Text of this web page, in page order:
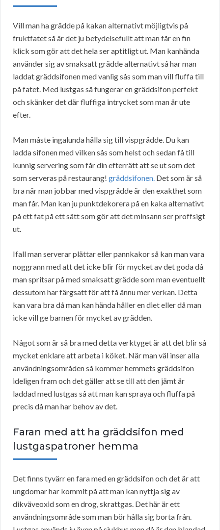
Vill man ha grädde på kakan alternativt möjligtvis på
fruktfatet så är det ju betydelsefullt att man får en fin
klick som gör att det hela ser aptitligt ut. Man kanhända
använder sig av smaksatt grädde alternativt så har man
laddat gräddsifonen med vanlig sås som man vill fluffa till
på fatet. Med lustgas så fungerar en gräddsifon perfekt
och skänker det där fluffiga intrycket som man är ute
efter.
Man måste ingalunda hålla sig till vispgrädde. Du kan
ladda sifonen med vilken sås som helst och sedan få till
kunnig servering som får din efterrätt att se ut som det
som serveras på restaurang! gräddsifonen. Det som är så
bra när man jobbar med vispgrädde är den exakthet som
man får. Man kan ju punktdekorera på en kaka alternativt
på ett fat på ett sätt som gör att det minsann ser proffsigt
ut.
Ifall man serverar plättar eller pannkakor så kan man vara
noggrann med att det icke blir för mycket av det goda då
man spritsar på med smaksatt grädde som man eventuellt
dessutom har färgsatt för att få ännu mer verkan. Detta
kan vara bra då man kan hända håller en diet eller då man
icke vill ge barnen för mycket av grädden.
Något som är så bra med detta verktyget är att det blir så
mycket enklare att arbeta i köket. När man väl inser alla
användningsområden så kommer hemmets gräddsifon
ideligen fram och det gäller att se till att den jämt är
laddad med lustgas så att man kan spraya och fluffa på
precis då man har behov av det.
Faran med att ha gräddsifon med
lustgaspatroner hemma
Det finns tyvärr en fara med en gräddsifon och det är att
ungdomar har kommit på att man kan nyttja sig av
dikväveoxid som en drog, skrattgas. Det här är ett
användningsområde som man bör hålla sig borta från.